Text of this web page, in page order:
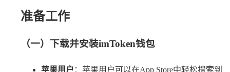
准备工作
（一）下载并安装imToken钱包
苹果用户 ：苹果用户可以在App Store中轻松搜索到